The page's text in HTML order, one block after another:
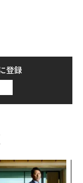
登録